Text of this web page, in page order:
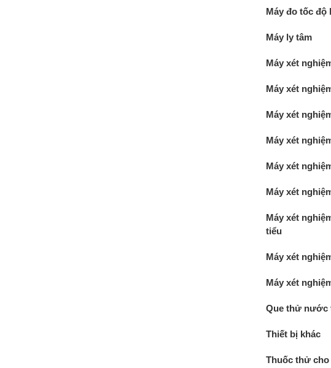
Máy đo tốc độ
Máy ly tâm
Máy xét
Máy xét
Máy xét
Máy xét
Máy xét
Máy xét
Máy xét
tiểu
Máy xét
Máy xét
Que thử nước
Thiết bị khác
Thuốc thử cho